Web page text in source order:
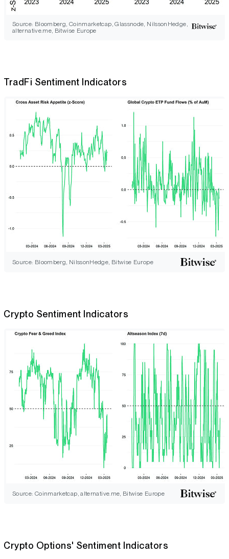
Source: Bloomberg, Coinmarketcap, Glassnode, NilssonHedge,
alternative.me, Bitwise Europe
TradFi Sentiment Indicators
Source: Bloomberg, NilssonHedge, Bitwise Europe
Crypto Sentiment Indicators
Source: Coinmarketcap, alternative.me, Bitwise Europe
Crypto Options' Sentiment Indicators